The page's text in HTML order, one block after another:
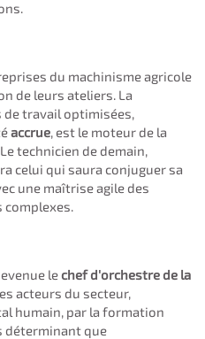
du machinisme agricole
de leurs ateliers. La
travail optimisées,
accrue , est le moteur de la
technicien de demain,
celui qui saura conjuguer sa
une maîtrise agile des
lechef d'orchestre de la
acteurs du secteur,
humain, par la formation
déterminant que